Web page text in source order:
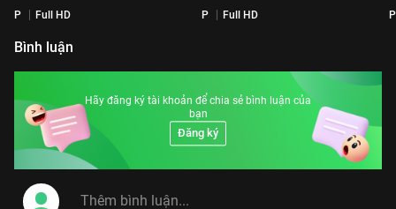
P Full HD P Full HD P
Bình luận
Hãy đăng ký tài khoản để chia sẻ bình luận của
bạn
Đăng ký